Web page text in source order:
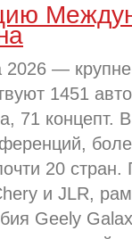
2026 —
1451
71 концепт.
20
и JLR,
Geely